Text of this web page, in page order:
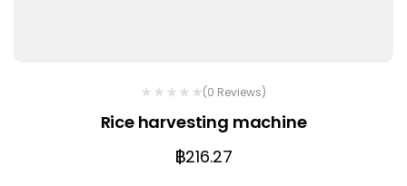
(0 Reviews)
Rice harvesting machine
฿216.27